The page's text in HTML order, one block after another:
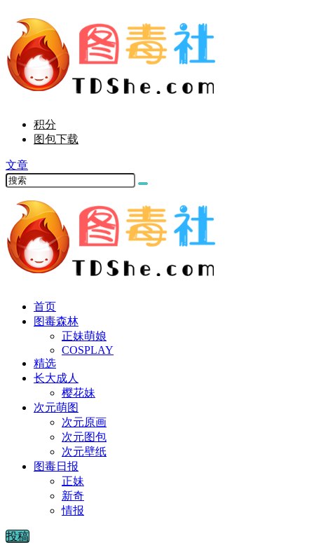
积分
图包下载
文章
首页
图毒森林
正妹萌娘
COSPLAY
精选
长大成人
樱花妹
次元萌图
次元原画
次元图包
次元壁纸
图毒日报
正妹
新奇
情报
投稿